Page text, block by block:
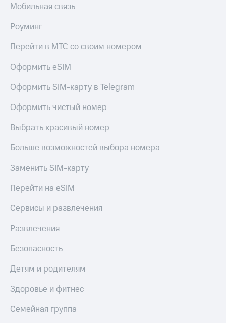
Мобильная связь
Роуминг
Перейти в МТС со своим номером
Оформить eSIM
Оформить SIM-карту в Telegram
Оформить чистый номер
Выбрать красивый номер
Больше возможностей выбора номера
Заменить SIM-карту
Перейти на eSIM
Сервисы и развлечения
Развлечения
Безопасность
Детям и родителям
Здоровье и фитнес
Семейная группа